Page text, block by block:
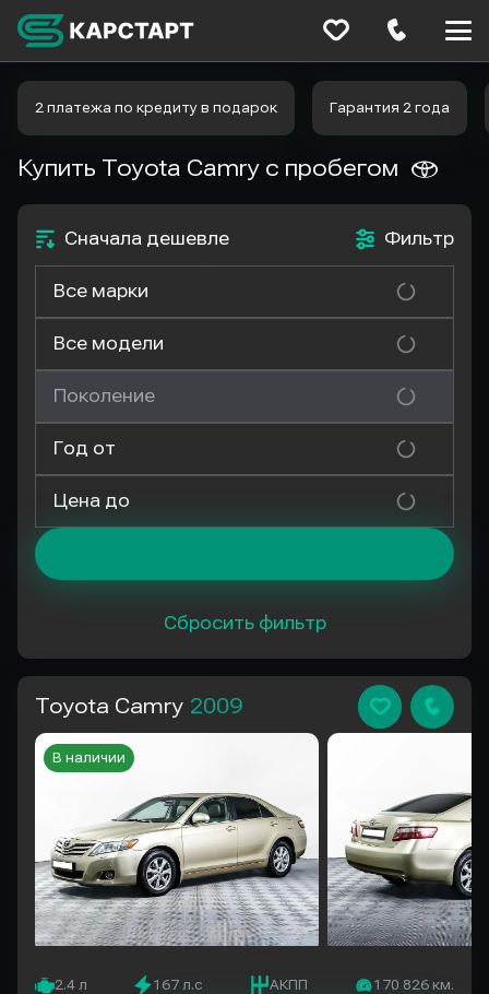
2 платежа по кредиту в подарок Гарантия 2 года
Купить Toyota Camry с пробегом
Фильтр
Сначала дешевле
Все марки
Все модели
Поколение
Год от
Цена до
Сбросить фильтр
Toyota Camry 2009
2.4 л 167 л.с АКПП 170 826 км.
В наличии